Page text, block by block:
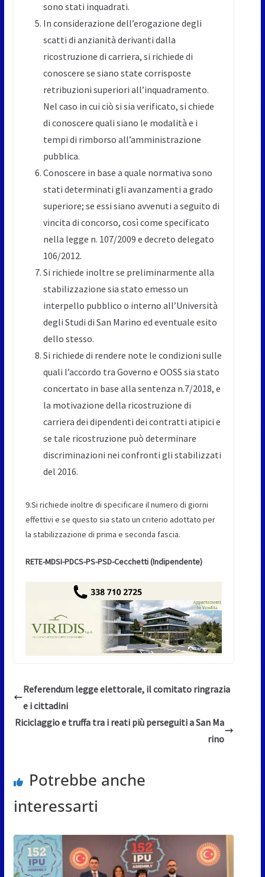
sono stati inquadrati.
In considerazione dell’erogazione degli
scatti di anzianità derivanti dalla
ricostruzione di carriera, si richiede di
conoscere se siano state corrisposte
retribuzioni superiori all’inquadramento.
Nel caso in cui ciò si sia verificato, si chiede
di conoscere quali siano le modalità e i
tempi di rimborso all’amministrazione
pubblica.
Conoscere in base a quale normativa sono
stati determinati gli avanzamenti a grado
superiore; se essi siano avvenuti a seguito di
vincita di concorso, così come specificato
nella legge n. 107/2009 e decreto delegato
106/2012.
Si richiede inoltre se preliminarmente alla
stabilizzazione sia stato emesso un
interpello pubblico o interno all’Università
degli Studi di San Marino ed eventuale esito
dello stesso.
Si richiede di rendere note le condizioni sulle
quali l’accordo tra Governo e OOSS sia stato
concertato in base alla sentenza n.7/2018, e
la motivazione della ricostruzione di
carriera dei dipendenti dei contratti atipici e
se tale ricostruzione può determinare
discriminazioni nei confronti gli stabilizzati
del 2016.
9.Si richiede inoltre di specificare il numero di giorni
effettivi e se questo sia stato un criterio adottato per
la stabilizzazione di prima e seconda fascia.
RETE-MDSI-PDCS-PS-PSD-Cecchetti (Indipendente)
Referendum legge elettorale, il comitato ringrazia
e i cittadini
Riciclaggio e truffa tra i reati più perseguiti a San Ma
rino
Potrebbe anche
interessarti